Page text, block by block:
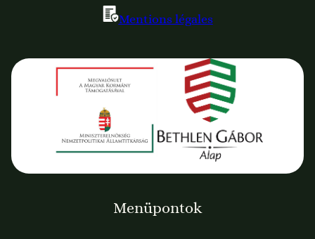
Mentions légales
Menüpontok